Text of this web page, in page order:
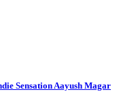
Sensation Aayush Magar